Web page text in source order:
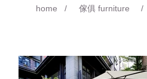
home / 傢俱 furniture /